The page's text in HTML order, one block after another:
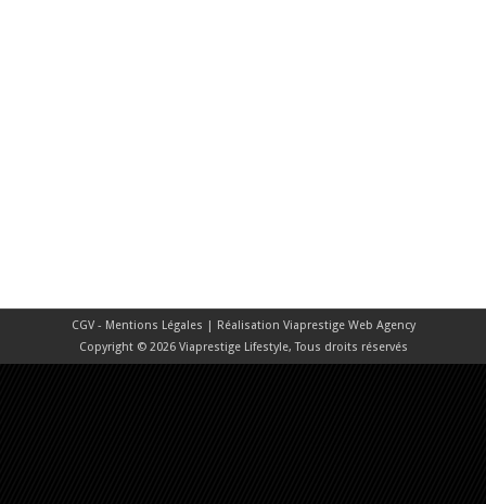
CGV - Mentions Légales | Réalisation Viaprestige Web Agency
Copyright © 2026 Viaprestige Lifestyle, Tous droits réservés